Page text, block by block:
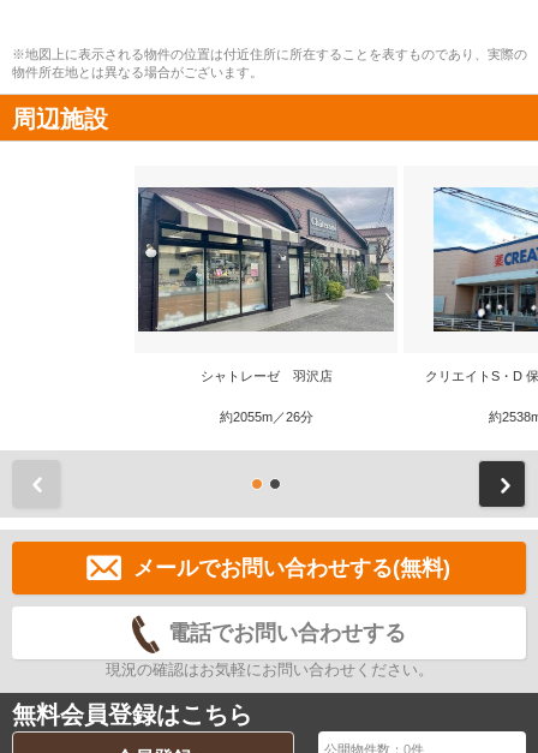
※地図上に表示される物件の位置は付近住所に所在することを表すものであり、実際の
物件所在地とは異なる場合がございます。
周辺施設
シャトレーゼ 羽沢店
約2055m／26分
クリエイトS・D
約
メールでお問い合わせする(無料)
電話でお問い合わせする
現況の確認はお気軽にお問い合わせください。
無料会員登録はこちら
公開物件数：0件